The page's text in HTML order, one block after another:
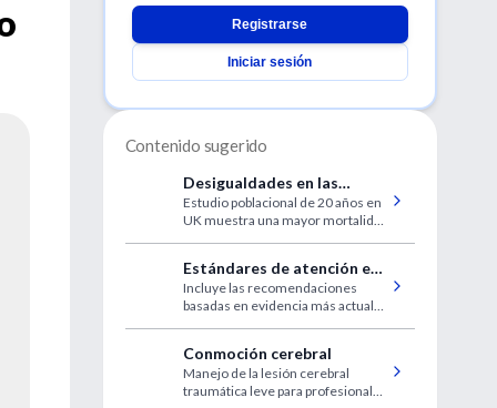
Registrarse
Iniciar sesión
Contenido sugerido
Desigualdades en las
tendencias de mortalidad
por cáncer en personas con
diabetes tipo 2
Estudio poblacional de 20 años en
UK muestra una mayor mortalidad
Estándares de atención en
diabetes
Incluye las recomendaciones
basadas en evidencia más actuales
diabetes
Conmoción cerebral
Manejo de la lesión cerebral
traumática leve para profesionales